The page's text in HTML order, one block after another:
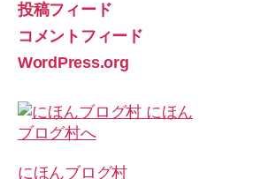
投稿フィード
コメントフィード
WordPress.org
にほんブログ村